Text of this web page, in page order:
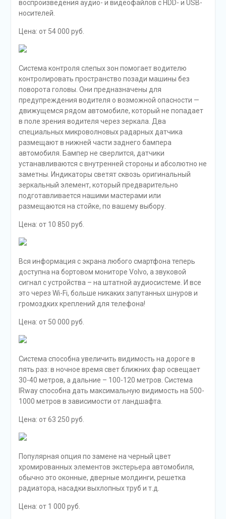
воспроизведения аудио- и видеофайлов с HDD- и USB-
носителей.
Цена: от 54 000 руб.
Система контроля слепых зон помогает водителю
контролировать пространство позади машины без
поворота головы. Они предназначены для
предупреждения водителя о возможной опасности —
движущемся рядом автомобиле, который не попадает
в поле зрения водителя через зеркала. Два
специальных микроволновых радарных датчика
размещают в нижней части заднего бампера
автомобиля. Бампер не сверлится, датчики
устанавливаются с внутренней стороны и абсолютно не
заметны. Индикаторы светят сквозь оригинальный
зеркальный элемент, который предварительно
подготавливается нашими мастерами или
размещаются на стойке, по вашему выбору.
Цена: от 10 850 руб.
Вся информация с экрана любого смартфона теперь
доступна на бортовом мониторе Volvo, а звуковой
сигнал с устройства – на штатной аудиосистеме. И все
это через Wi-Fi, больше никаких запутанных шнуров и
громоздких креплений для телефона!
Цена: от 50 000 руб.
Система способна увеличить видимость на дороге в
пять раз: в ночное время свет ближних фар освещает
30-40 метров, а дальние – 100-120 метров. Система
IRway способна дать максимальную видимость на 500-
1000 метров в зависимости от ландшафта.
Цена: от 63 250 руб.
Популярная опция по замене на черный цвет
хромированных элементов экстерьера автомобиля,
обычно это оконные, дверные молдинги, решетка
радиатора, насадки выхлопных труб и т.д.
Цена: от 1 000 руб.